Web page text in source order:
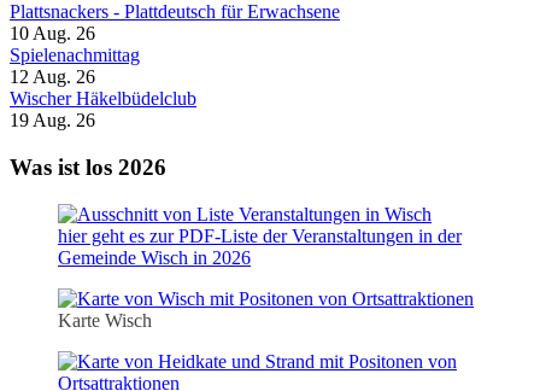
Plattsnackers - Plattdeutsch für Erwachsene
10 Aug. 26
Spielenachmittag
12 Aug. 26
Wischer Häkelbüdelclub
19 Aug. 26
Was ist los 2026
hier geht es zur PDF-Liste der Veranstaltungen in der
Gemeinde Wisch in 2026
Karte Wisch